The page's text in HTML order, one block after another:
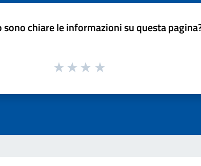
sono chiare le informazioni su questa